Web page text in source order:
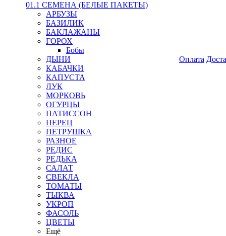
01.1 СЕМЕНА (БЕЛЫЕ ПАКЕТЫ)
АРБУЗЫ
БАЗИЛИК
БАКЛАЖАНЫ
ГОРОХ
Бобы
ДЫНИ
КАБАЧКИ
КАПУСТА
ЛУК
МОРКОВЬ
ОГУРЦЫ
ПАТИССОН
ПЕРЕЦ
ПЕТРУШКА
РАЗНОЕ
РЕДИС
РЕДЬКА
САЛАТ
СВЕКЛА
ТОМАТЫ
ТЫКВА
УКРОП
ФАСОЛЬ
ЦВЕТЫ
Ещё
Оплата